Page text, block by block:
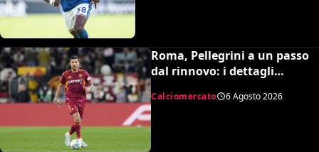
Roma, Pellegrini a un passo
dal rinnovo: i dettagli
Calciomercato 6 Agosto 2026